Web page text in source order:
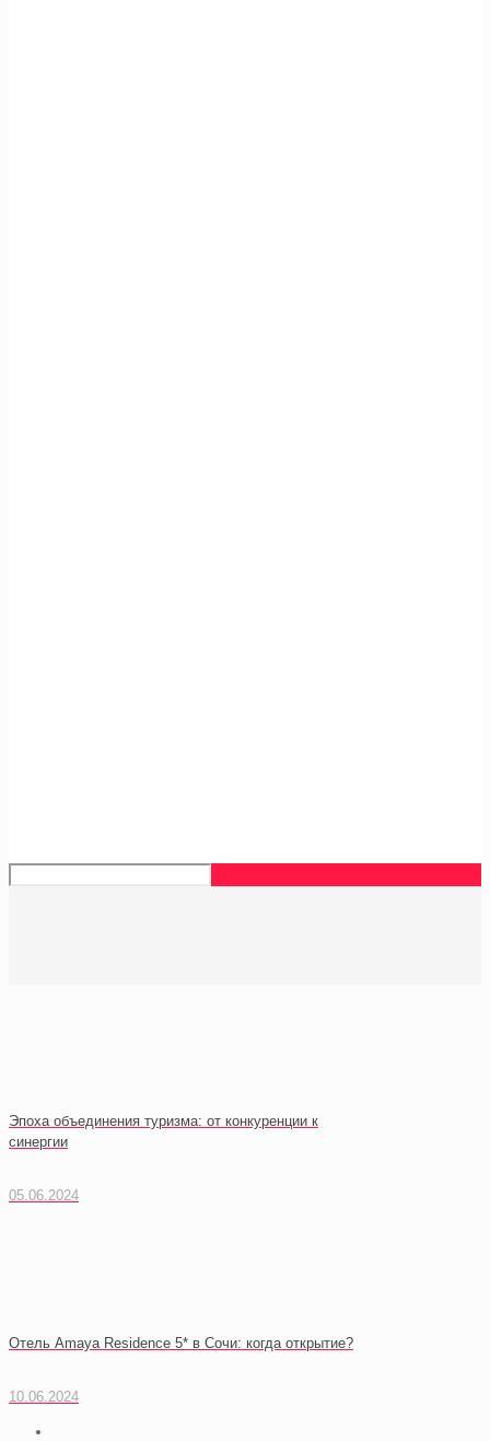
Эпоха объединения туризма: от конкуренции к
синергии
05.06.2024
Отель Amaya Residence 5* в Сочи: когда открытие?
10.06.2024